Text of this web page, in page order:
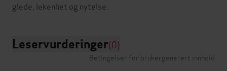
Leservurderinger(0)
Betingelser for brukergenerert innhold